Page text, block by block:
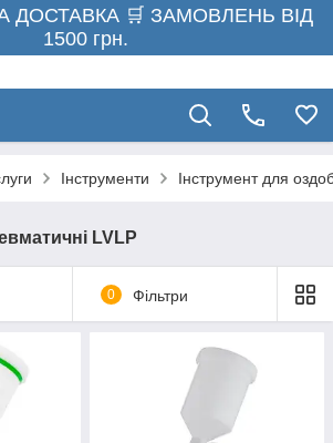
ДОСТАВКА 🛒 ЗАМОВЛЕНЬ ВІД
1500 грн.
Інструменти Інструмент для
LVLP
0 Фільтри